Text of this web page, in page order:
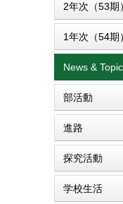
2年次（53期）
1年次（54期）
News &
部活動
進路
探究活動
学校生活